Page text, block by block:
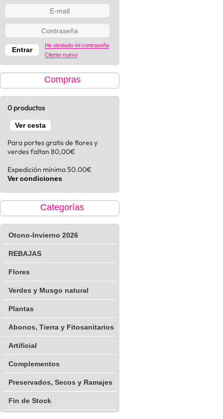
He olvidado mi contraseña
Cliente nuevo
Compras
0 productos
Ver cesta
Para portes gratis de flores y
verdes faltan 80,00€
Expedición mínima 50.00€
Ver condiciones
Categorías
Otono-Invierno 2026
REBAJAS
Flores
Verdes y Musgo natural
Plantas
Abonos, Tierra y Fitosanitarios
Artificial
Complementos
Preservados, Secos y Ramajes
Fin de Stock